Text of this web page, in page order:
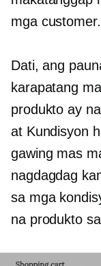
mga customer.
Dati, ang
karapatang
produkto ay
at Kundisyon
gawing mas
nagdagdag
sa mga
na produkto